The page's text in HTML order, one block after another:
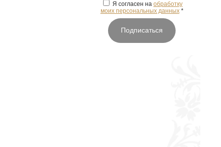
Я согласен на обработку
моих персональных данных *
Подписаться